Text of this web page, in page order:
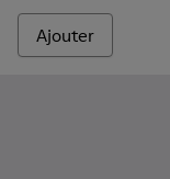
Ajouter